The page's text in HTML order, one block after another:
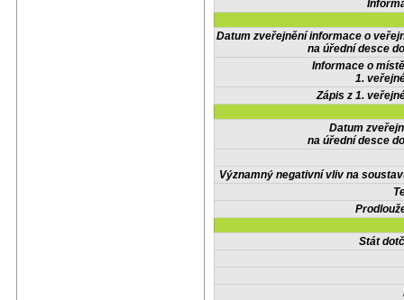
Datum zveřejnění informace o
na úřední desce
Informace o
1.
Zápis z 1.
Datum
na úřední desce
Významný negativní vliv na
Stát